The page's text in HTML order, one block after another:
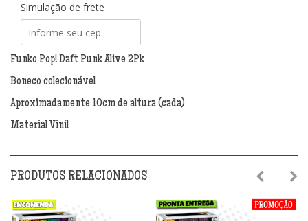
Punk
Alive
2Pk
quantidade
Simulação de frete
Funko Pop! Daft Punk Alive 2Pk
Boneco colecionável
Aproximadamente 10cm de altura (cada)
Material Vinil
PRODUTOS RELACIONADOS
Previous
Next